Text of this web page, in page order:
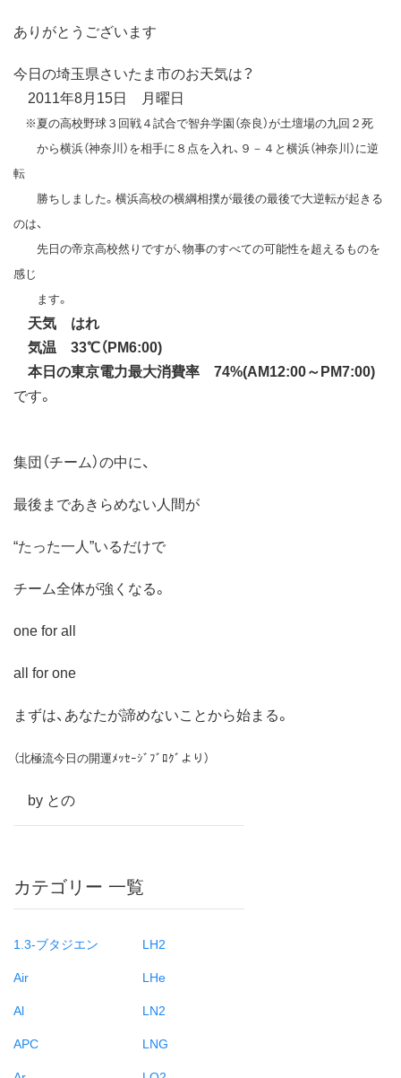
ありがとうございます
今日の埼玉県さいたま市のお天気は？
2011年8月15日 月曜日
※夏の高校野球３回戦４試合で智弁学園（奈良）が土壇場の九回２死
から横浜（神奈川）を相手に８点を入れ、９－４と横浜（神奈川）に逆
転
勝ちしました。横浜高校の横綱相撲が最後の最後で大逆転が起きる
のは、
先日の帝京高校然りですが、物事のすべての可能性を超えるものを
感じ
ます。
天気 はれ
気温 33℃（PM6:00)
本日の東京電力最大消費率 74%(AM12:00～PM7:00)
です。
集団（チーム）の中に、
最後まであきらめない人間が
“たった一人”いるだけで
チーム全体が強くなる。
one for all
all for one
まずは、あなたが諦めないことから始まる。
（北極流今日の開運ﾒｯｾｰｼﾞﾌﾞﾛｸﾞより）
by との
カテゴリー 一覧
1.3-ブタジエン
Air
Al
APC
LH2
LHe
LN2
LNG